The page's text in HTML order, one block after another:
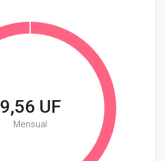
9,56 UF
Mensual